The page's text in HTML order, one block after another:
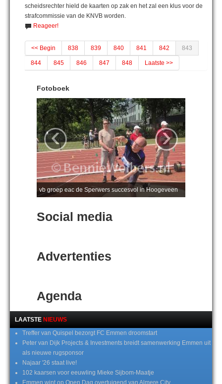
scheidsrechter hield de kaarten op zak en het zal een klus voor de
strafcommissie van de KNVB worden.
Reageer!
<< Begin 838 839 840 841 842 843
844 845 846 847 848 Laatste >>
Fotoboek
vb groep eac de Sperwers succesvol in Hoogeveen
‹ ›
Social media
Advertenties
Agenda
LAATSTE NIEUWS
Treffer van Quispel bezorgt FC Emmen droomstart
Peter van Dijk Projects & Investments breidt samenwerking Emmen uit
als nieuwe rugsponsor
Najaar '26 staat live!
102 kaarsen voor eeuwling Mieke Sijbom-Maatje
Emmen wint op Open Dag overtuigend van Almere City